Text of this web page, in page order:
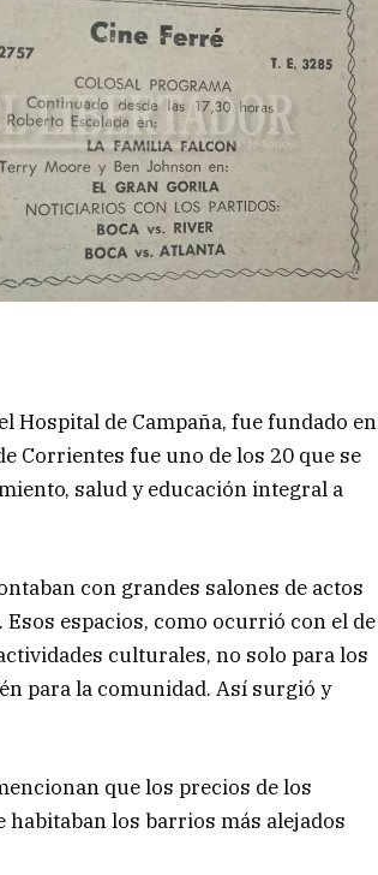
Hospital de Campaña, fue fundado en
Corrientes fue uno de los 20 que se
salud y educación integral a
con grandes salones de actos
espacios, como ocurrió con el de
culturales, no solo para los
para la comunidad. Así surgió y
que los precios de los
habitaban los barrios más alejados